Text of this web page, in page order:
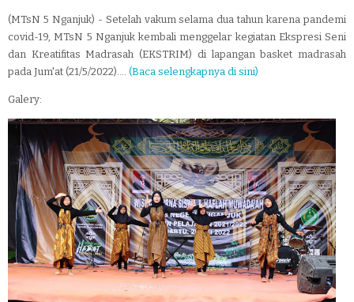
(MTsN 5 Nganjuk) - Setelah vakum selama dua tahun karena pandemi
covid-19, MTsN 5 Nganjuk kembali menggelar kegiatan Ekspresi Seni
dan Kreatifitas Madrasah (EKSTRIM) di lapangan basket madrasah
pada Jum'at (21/5/2022).... (Baca selengkapnya di sini)
Galery: